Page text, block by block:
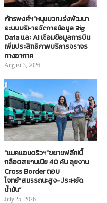
ภัทรพงศ์ฯ”หนุนบวท.เร่งพัฒนา
ระบบบริหารจัดการข้อมูล Big
Data และ AI เชื่อมข้อมูลการบิน
เพิ่มประสิทธิภาพบริการจราจร
ทางอากาศ
August 3, 2026
“แมคแอนดริวฯ”ขยายฟลีท!บิ๊
กล็อตสแกนเนีย 40 คัน ลุยงาน
Cross Border ตอบ
โจทย์“สมรรถนะสูง-ประหยัด
น้ำมัน”
July 25, 2026